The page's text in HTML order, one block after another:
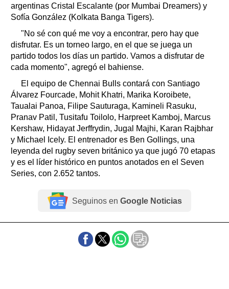
argentinas Cristal Escalante (por Mumbai Dreamers) y
Sofía González (Kolkata Banga Tigers).
"No sé con qué me voy a encontrar, pero hay que
disfrutar. Es un torneo largo, en el que se juega un
partido todos los días un partido. Vamos a disfrutar de
cada momento", agregó el bahiense.
El equipo de Chennai Bulls contará con Santiago
Álvarez Fourcade, Mohit Khatri, Marika Koroibete,
Taualai Panoa, Filipe Sauturaga, Kamineli Rasuku,
Pranav Patil, Tusitafu Toilolo, Harpreet Kamboj, Marcus
Kershaw, Hidayat Jerffrydin, Jugal Majhi, Karan Rajbhar
y Michael Icely. El entrenador es Ben Gollings, una
leyenda del rugby seven británico ya que jugó 70 etapas
y es el líder histórico en puntos anotados en el Seven
Series, con 2.652 tantos.
Seguinos en Google Noticias